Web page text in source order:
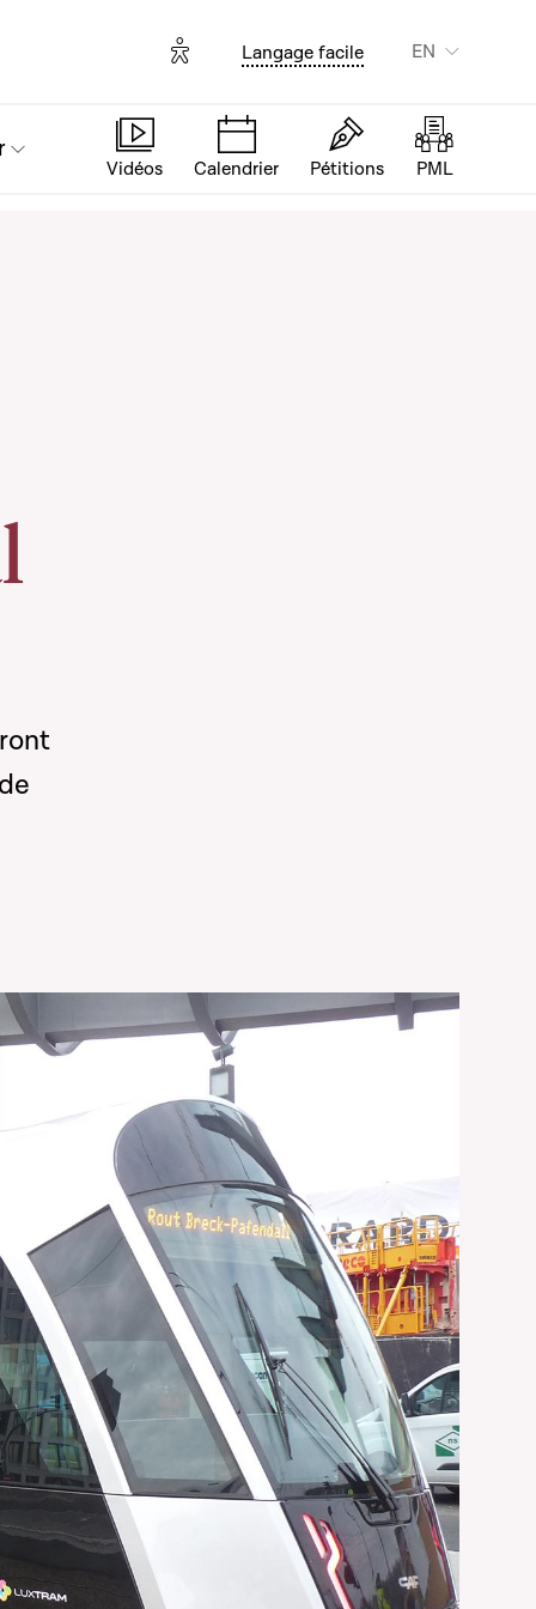
Options d'accessibilité
Langage facile EN
Vidéos Calendrier Pétitions PML